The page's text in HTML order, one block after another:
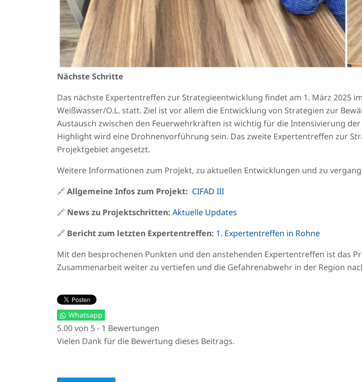
Nächste Schritte
Das nächste Expertentreffen zur Strategieentwicklung findet am 1. März 2025
Weißwasser/O.L. statt. Ziel ist vor allem die Entwicklung von Strategien zur
Austausch zwischen den Feuerwehrkräften ist wichtig für die Intensivierung
Highlight wird eine Drohnenvorführung sein. Das zweite Expertentreffen zur
Projektgebiet angesetzt.
Weitere Informationen zum Projekt, zu aktuellen Entwicklungen und zu
🔗 Allgemeine Infos zum Projekt: CIFAD III
🔗 News zu Projektschritten: Aktuelle Updates
🔗 Bericht zum letzten Expertentreffen: 1. Expertentreffen in Rohne
Mit den besprochenen Punkten und den anstehenden Expertentreffen ist das
Zusammenarbeit weiter zu vertiefen und die Gefahrenabwehr in der Region
Whatsapp
5.00 von 5 - 1 Bewertungen
Vielen Dank für die Bewertung dieses Beitrags.